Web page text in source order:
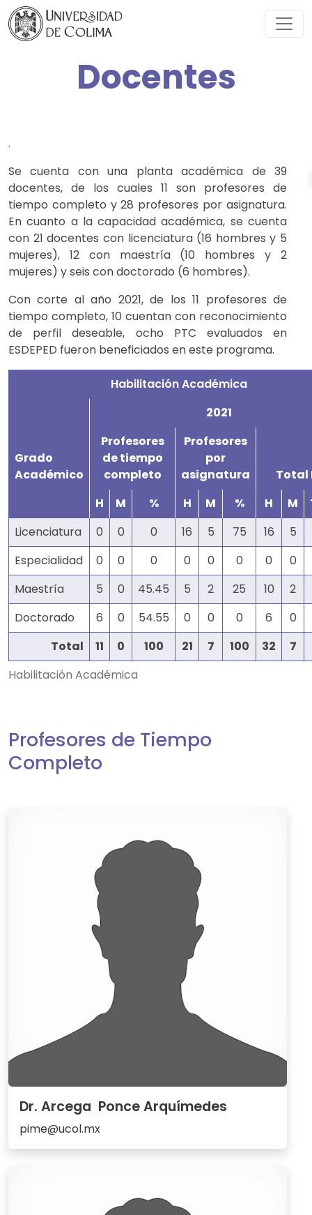
Docentes
.
Se cuenta con una planta académica de 39
docentes, de los cuales 11 son profesores de
tiempo completo y 28 profesores por asignatura.
En cuanto a la capacidad académica, se cuenta
con 21 docentes con licenciatura (16 hombres y 5
mujeres), 12 con maestría (10 hombres y 2
mujeres) y seis con doctorado (6 hombres).
Con corte al año 2021, de los 11 profesores de
tiempo completo, 10 cuentan con reconocimiento
de perfil deseable, ocho PTC evaluados en
ESDEPED fueron beneficiados en este programa.
Habilitación Académica
Habilitación Académica
2021
Grado
Académico
Profesores
de tiempo
completo
Profesores
por
asignatura
Total
H
M % H M % H M
Licenciatura
0 0 0 16 5 75 16
5
Especialidad
0 0 0 0 0 0 0
0
Maestría
5 0 45.45 5 2 25 10
2
Doctorado
6 0 54.55 0 0 0 6
0
Total
11 0 100 21 7 100 32 7
Profesores de Tiempo
Completo
Dr. Arcega Ponce Arquímedes
pime@ucol.mx